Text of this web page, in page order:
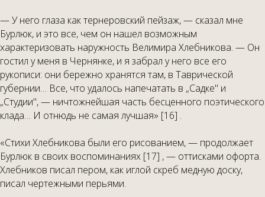
— У него глаза как тернеровский пейзаж, — сказал мне
Бурлюк, и это все, чем он нашел возможным
характеризовать наружность Велимира Хлебникова. — Он
гостил у меня в Чернянке, и я забрал у него все его
рукописи: они бережно хранятся там, в Таврической
губернии… Все, что удалось напечатать в „Садке" и
„Студии", — ничтожнейшая часть бесценного поэтического
клада… И отнюдь не самая лучшая» [16] .
«Стихи Хлебникова были его рисованием, — продолжает
Бурлюк в своих воспоминаниях [17] , — оттисками офорта.
Хлебников писал пером, как иглой скреб медную доску,
писал чертежными перьями.